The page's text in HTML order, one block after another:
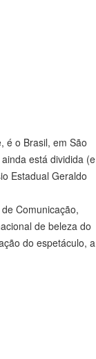
é o Brasil, em São
está dividida (e
Estadual Geraldo
Comunicação,
de beleza do
do espetáculo, a